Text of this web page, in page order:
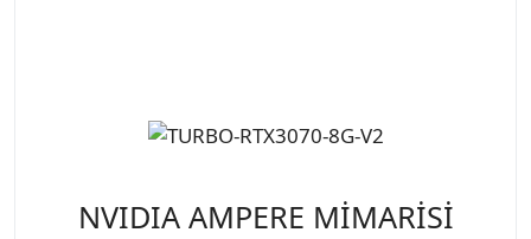
NVIDIA AMPERE MİMARİSİ